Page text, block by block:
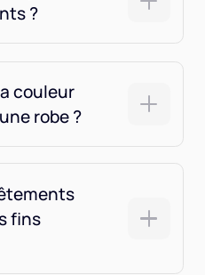
?
couleur
robe ?
fins